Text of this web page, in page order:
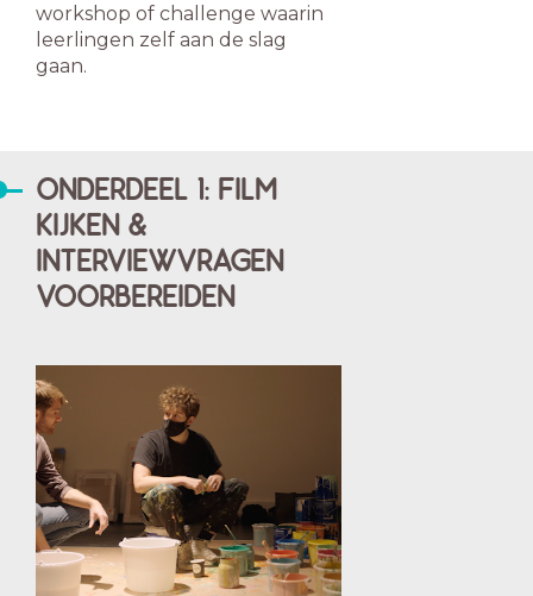
workshop of challenge waarin
leerlingen zelf aan de slag
gaan.
ONDERDEEL 1: FILM
KIJKEN &
INTERVIEWVRAGEN
VOORBEREIDEN